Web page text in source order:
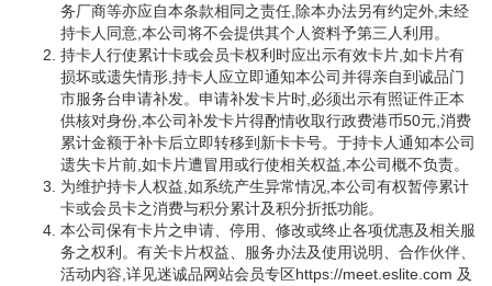
务厂商等亦应自本条款相同之责任,除本办法另有约定外,未经
持卡人同意,本公司将不会提供其个人资料予第三人利用。
持卡人行使累计卡或会员卡权利时应出示有效卡片,如卡片有
损坏或遗失情形,持卡人应立即通知本公司并得亲自到诚品门
市服务台申请补发。申请补发卡片时,必须出示有照证件正本
供核对身份,本公司补发卡片得酌情收取行政费港币50元,消费
累计金额于补卡后立即转移到新卡卡号。于持卡人通知本公司
遗失卡片前,如卡片遭冒用或行使相关权益,本公司概不负责。
为维护持卡人权益,如系统产生异常情况,本公司有权暂停累计
卡或会员卡之消费与积分累计及积分折抵功能。
本公司保有卡片之申请、停用、修改或终止各项优惠及相关服
务之权利。有关卡片权益、服务办法及使用说明、合作伙伴、
活动内容,详见迷诚品网站会员专区https://meet.eslite.com 及